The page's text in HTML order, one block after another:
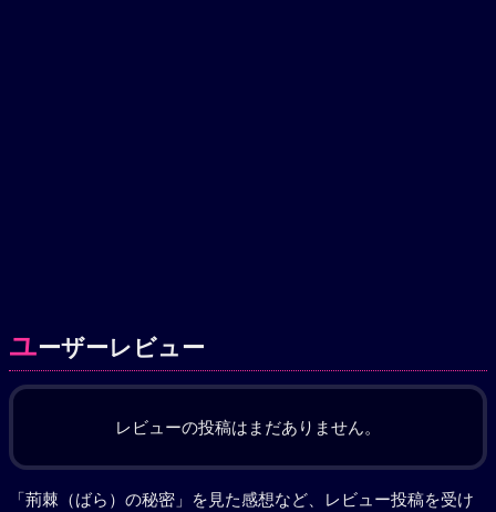
ユーザーレビュー
レビューの投稿はまだありません。
「荊棘（ばら）の秘密」を見た感想など、レビュー投稿を受け